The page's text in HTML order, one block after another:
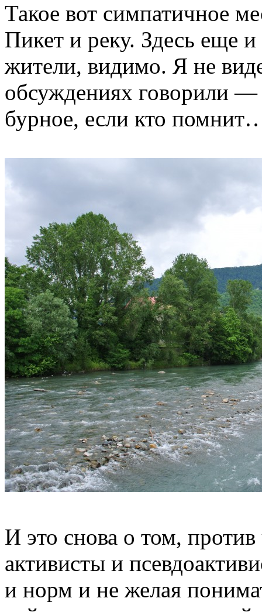
Такое вот симпатичное
Пикет и реку. Здесь еще
жители, видимо. Я не
обсуждениях говорили
бурное, если кто
И это снова о том,
активисты и
и норм и не желая